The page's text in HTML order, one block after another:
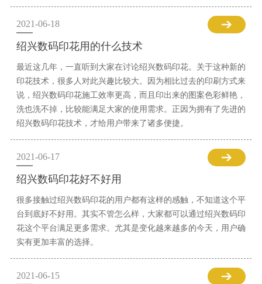
2021-06-18
绍兴数码印花用的什么技术
最近这几年，一直听到大家在讨论绍兴数码印花。关于这种新的
印花技术，很多人对此兴趣比较大。因为相比过去的印刷方式来
说，绍兴数码印花施工效率更高，而且印出来的图案色彩鲜艳，
洗也洗不掉，比较能满足大家的使用需求。正因为拥有了先进的
绍兴数码印花技术，才给用户带来了诸多便捷。
2021-06-17
绍兴数码印花好不好用
很多接触过绍兴数码印花的用户都有这样的感触，不知道这个平
台到底好不好用。其实不管怎么样，大家都可以通过绍兴数码印
花这个平台满足更多需求。尤其是变化越来越多的今天，用户确
实有更加丰富的选择。
2021-06-15